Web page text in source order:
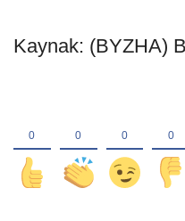
Kaynak: (BYZHA)